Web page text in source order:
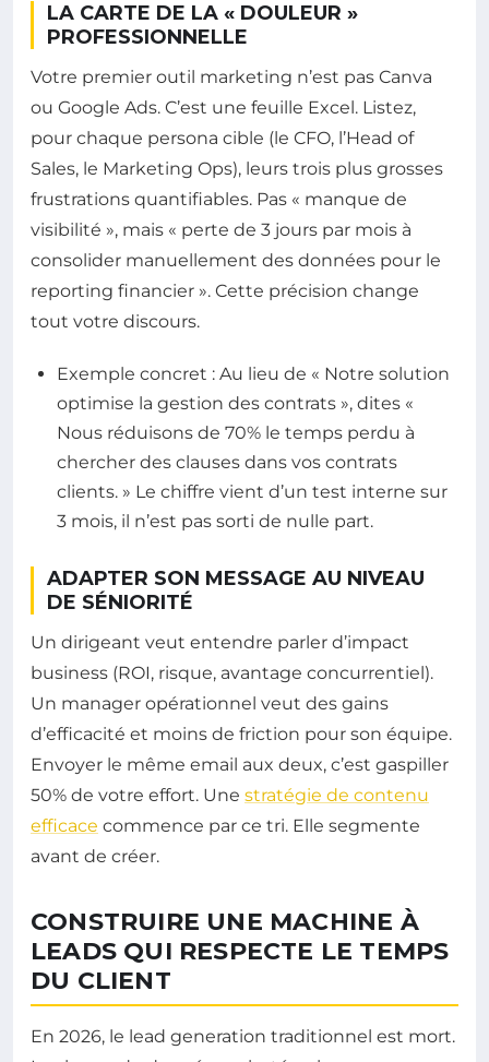
LA CARTE DE LA « DOULEUR »
PROFESSIONNELLE
Votre premier outil marketing n’est pas Canva
ou Google Ads. C’est une feuille Excel. Listez,
pour chaque persona cible (le CFO, l’Head of
Sales, le Marketing Ops), leurs trois plus grosses
frustrations quantifiables. Pas « manque de
visibilité », mais « perte de 3 jours par mois à
consolider manuellement des données pour le
reporting financier ». Cette précision change
tout votre discours.
Exemple concret : Au lieu de « Notre solution
optimise la gestion des contrats », dites «
Nous réduisons de 70% le temps perdu à
chercher des clauses dans vos contrats
clients. » Le chiffre vient d’un test interne sur
3 mois, il n’est pas sorti de nulle part.
ADAPTER SON MESSAGE AU NIVEAU
DE SÉNIORITÉ
Un dirigeant veut entendre parler d’impact
business (ROI, risque, avantage concurrentiel).
Un manager opérationnel veut des gains
d’efficacité et moins de friction pour son équipe.
Envoyer le même email aux deux, c’est gaspiller
50% de votre effort. Une stratégie de contenu
efficace commence par ce tri. Elle segmente
avant de créer.
CONSTRUIRE UNE MACHINE À
LEADS QUI RESPECTE LE TEMPS
DU CLIENT
En 2026, le lead generation traditionnel est mort.